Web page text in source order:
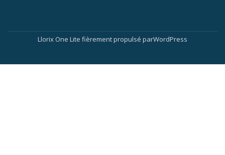
Menu
secondaire
Llorix One Lite fièrement propulsé parWordPress